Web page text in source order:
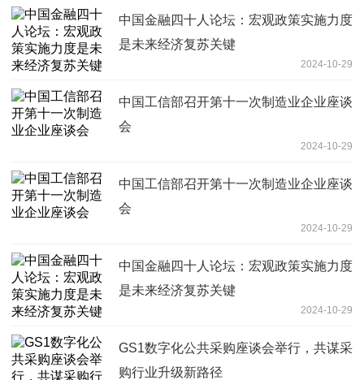
中国金融四十人论坛：宏观政策实施力度
是未来经济复苏关键
2024-10-29
中国工信部召开第十一次制造业企业座谈
会
2024-10-29
中国工信部召开第十一次制造业企业座谈
会
2024-10-29
中国金融四十人论坛：宏观政策实施力度
是未来经济复苏关键
2024-10-29
GS1数字化公共采购座谈会举行，共谋采
购行业升级新路径